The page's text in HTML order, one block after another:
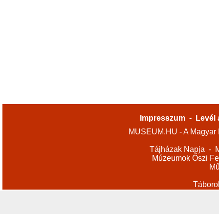
Impresszum -
Levél
MUSEUM.HU - A
Tájházak Napja -
Múzeumok Őszi